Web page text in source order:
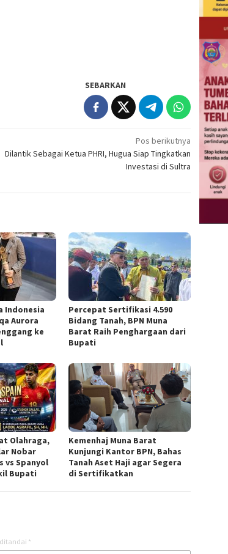
SEBARKAN
Pos berikutnya
Dilantik Sebagai Ketua PHRI, Hugua Siap Tingkatkan
Investasi di Sultra
Indonesia
Aurora
ke
Percepat Sertifikasi 4.590
Bidang Tanah, BPN Muna
Barat Raih Penghargaan dari
Bupati
Olahraga,
Nobar
vs Spanyol
Bupati
Kemenhaj Muna Barat
Kunjungi Kantor BPN, Bahas
Tanah Aset Haji agar Segera
di Sertifikatkan
*